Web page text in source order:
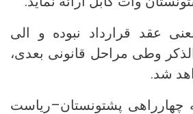
عقد قرارداد نبوده و الی
وطی مراحل قانونی بعدی،
شد.
چهارراهی پشتونستان–ریاست